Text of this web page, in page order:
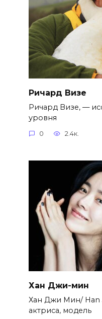
Ричард Визе
Ричард Визе, —
уровня
0 2.4к.
Хан Джи-мин
Хан Джи Мин/ Han
актриса, модель